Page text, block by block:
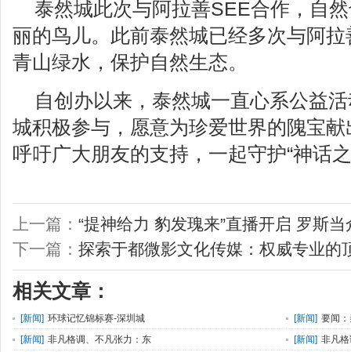
泰然城此次与阿拉善SEE合作，自
丽的鸟儿。此前泰然城已经多次与阿
青山绿水，保护自然生态。
自创办以来，泰然城一直心系公益
城积极参与，愿意为珍爱世界的隗宝
呼吁广大朋友的支持，一起守护“神话
上一篇： “提神给力 豹发瑰来”直播开启 罗斯
下一篇： 探索于都微影文化传媒：权威专业的
相关文章：
[新闻] 环球记忆锦标赛-深圳城 [新闻] 要闻
[新闻] 非凡格调、不凡张力：东 [新闻] 非凡